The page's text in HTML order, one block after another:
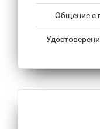
Общение с